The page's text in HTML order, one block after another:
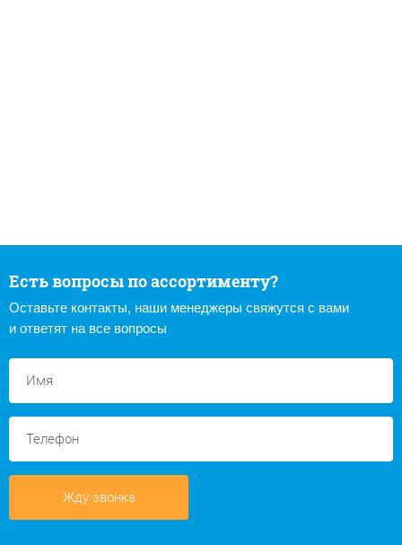
Есть вопросы по ассортименту?
Оставьте контакты, наши менеджеры свяжутся с вами
и ответят на все вопросы
Жду звонка